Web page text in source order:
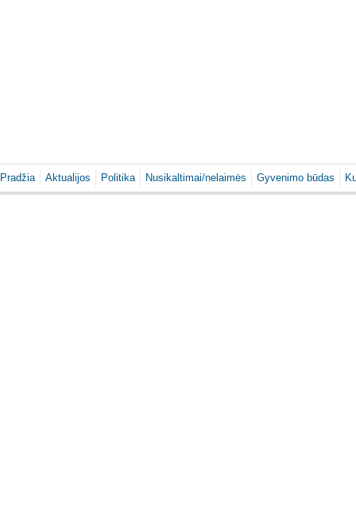
Pradžia Aktualijos Politika Nusikaltimai/nelaimės Gyvenimo būdas